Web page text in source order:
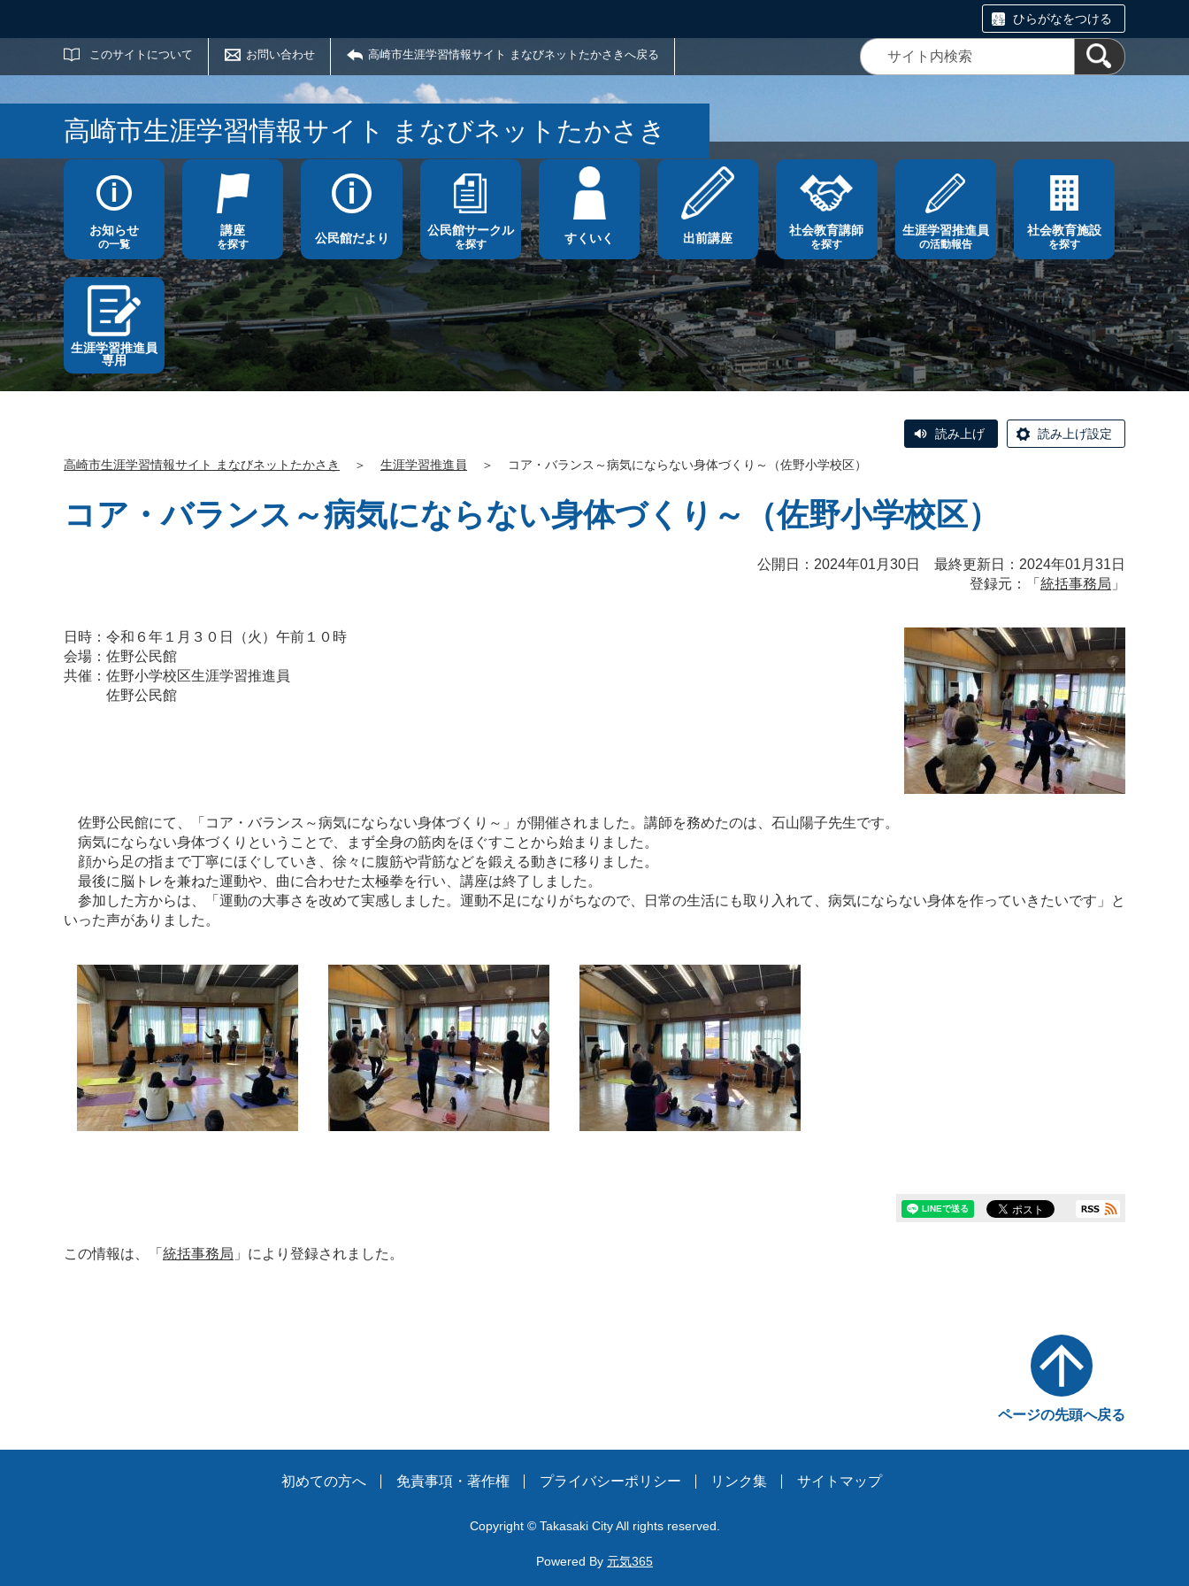
ひらがなをつける
このサイトについて お問い合わせ 高崎市生涯学習情報サイト まなびネットたかさきへ戻る
サイト内検索
高崎市生涯学習情報サイト まなびネットたかさき
お知らせ
の一覧
講座
を探す 公民館だより
公民館サークル
を探す すくいく 出前講座
社会教育講師
を探す
生涯学習推進員
の活動報告
社会教育施設
を探す
生涯学習推進員
専用
読み上げ 読み上げ設定
高崎市生涯学習情報サイト まなびネットたかさき ＞ 生涯学習推進員 ＞ コア・バランス～病気にならない身体づくり～（佐野小学校区）
コア・バランス～病気にならない身体づくり～（佐野小学校区）
公開日：2024年01月30日 最終更新日：2024年01月31日
登録元：「 統括事務局 」
日時：令和６年１月３０日（火）午前１０時
会場：佐野公民館
共催：佐野小学校区生涯学習推進員
佐野公民館
佐野公民館にて、「コア・バランス～病気にならない身体づくり～」が開催されました。講師を務めたのは、石山陽子先生です。
病気にならない身体づくりということで、まず全身の筋肉をほぐすことから始まりました。
顔から足の指まで丁寧にほぐしていき、徐々に腹筋や背筋などを鍛える動きに移りました。
最後に脳トレを兼ねた運動や、曲に合わせた太極拳を行い、講座は終了しました。
参加した方からは、「運動の大事さを改めて実感しました。運動不足になりがちなので、日常の生活にも取り入れて、病気にならない身体を作っていきたいです」と
いった声がありました。
この情報は、「 統括事務局 」により登録されました。
ページの先頭へ戻る
初めての方へ 免責事項・著作権 プライバシーポリシー リンク集 サイトマップ
Copyright © Takasaki City All rights reserved.
Powered By 元気365